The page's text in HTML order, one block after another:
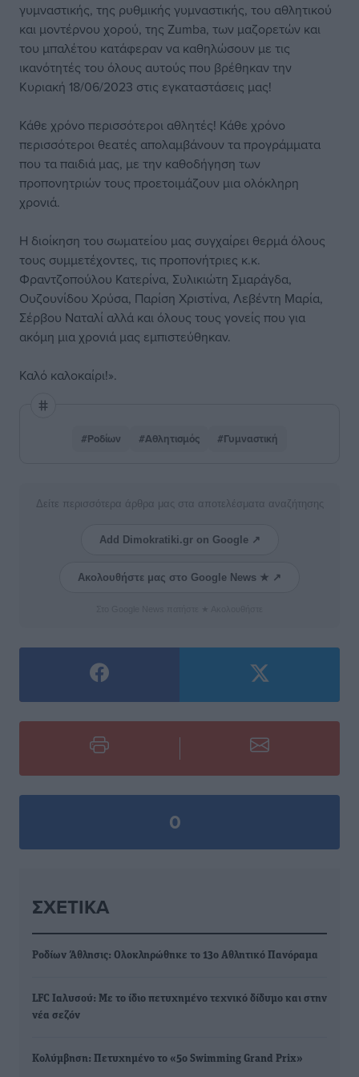
γυμναστικής, της ρυθμικής γυμναστικής, του αθλητικού
και μοντέρνου χορού, της Zumba, των μαζορετών και
του μπαλέτου κατάφεραν να καθηλώσουν με τις
ικανότητές του όλους αυτούς που βρέθηκαν την
Κυριακή 18/06/2023 στις εγκαταστάσεις μας!
Κάθε χρόνο περισσότεροι αθλητές! Κάθε χρόνο
περισσότεροι θεατές απολαμβάνουν τα προγράμματα
που τα παιδιά μας, με την καθοδήγηση των
προπονητριών τους προετοιμάζουν μια ολόκληρη
χρονιά.
Η διοίκηση του σωματείου μας συγχαίρει θερμά όλους
τους συμμετέχοντες, τις προπονήτριες κ.κ.
Φραντζοπούλου Κατερίνα, Συλικιώτη Σμαράγδα,
Ουζουνίδου Χρύσα, Παρίση Χριστίνα, Λεβέντη Μαρία,
Σέρβου Ναταλί αλλά και όλους τους γονείς που για
ακόμη μια χρονιά μας εμπιστεύθηκαν.
Καλό καλοκαίρι!».
#Ροδίων #Αθλητισμός #Γυμναστική
Δείτε περισσότερα άρθρα μας στα αποτελέσματα αναζήτησης
Add Dimokratiki.gr on Google ↗
Ακολουθήστε μας στο Google News ★ ↗
0
ΣΧΕΤΙΚΆ
Ροδίων Άθλησις: Ολοκληρώθηκε το 13ο Αθλητικό Πανόραμα
LFC Ιαλυσού: Με το ίδιο πετυχημένο τεχνικό δίδυμο και στην
νέα σεζόν
Κολύμβηση: Πετυχημένο το «5ο Swimming Grand Prix»